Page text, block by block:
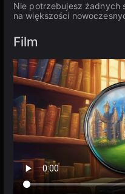
Nie potrzebujesz żadnych
na większości
Film